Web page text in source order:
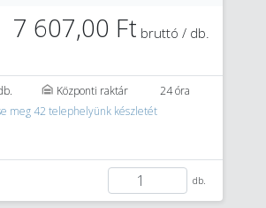
7 607,00 Ft bruttó / db.
Központi raktár
24 óra
meg 42 telephelyünk készletét
db.